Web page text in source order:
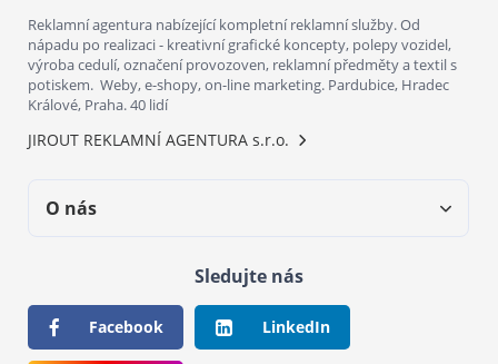
Reklamní agentura nabízející kompletní reklamní služby. Od
nápadu po realizaci - kreativní grafické koncepty, polepy vozidel,
výroba cedulí, označení provozoven, reklamní předměty a textil s
potiskem. Weby, e-shopy, on-line marketing. Pardubice, Hradec
Králové, Praha. 40 lidí
JIROUT REKLAMNÍ AGENTURA s.r.o.
O nás
Sledujte nás
Facebook LinkedIn